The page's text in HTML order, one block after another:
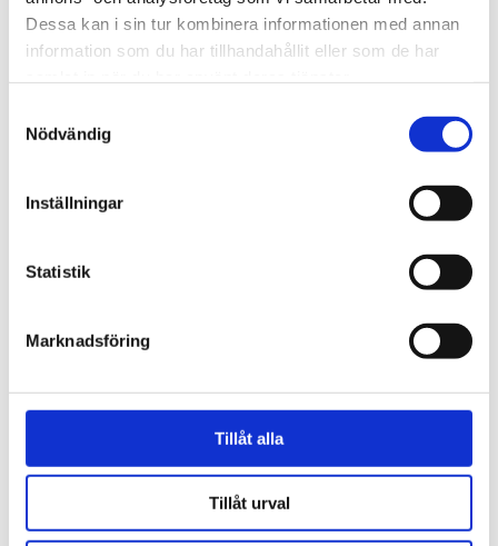
Dessa kan i sin tur kombinera informationen med annan
information som du har tillhandahållit eller som de har
Nödvändig
Inställningar
Statistik
Marknadsföring
Tillåt alla
Tillåt urval
Stockholm
samlades i Kungsträdgården